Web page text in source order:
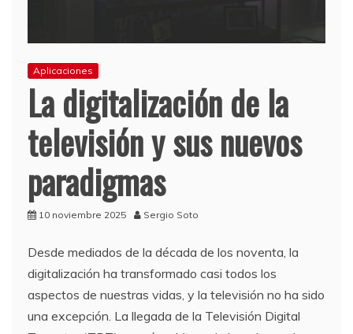
Aplicaciones
La digitalización de la
televisión y sus nuevos
paradigmas
10 noviembre 2025 Sergio Soto
Desde mediados de la década de los noventa, la
digitalización ha transformado casi todos los
aspectos de nuestras vidas, y la televisión no ha sido
una excepción. La llegada de la Televisión Digital